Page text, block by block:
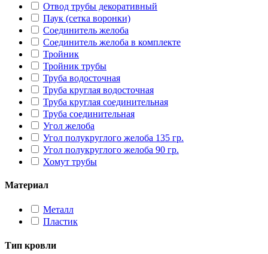
Отвод трубы декоративный
Паук (сетка воронки)
Соединитель желоба
Соединитель желоба в комплекте
Тройник
Тройник трубы
Труба водосточная
Труба круглая водосточная
Труба круглая соединительная
Труба соединительная
Угол желоба
Угол полукруглого желоба 135 гр.
Угол полукруглого желоба 90 гр.
Хомут трубы
Материал
Металл
Пластик
Тип кровли